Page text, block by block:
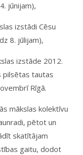
jūnijam),
izstādi Cēsu
8. jūlijam),
izstāde 2012.
pilsētas tautas
Rīgā.
mākslas kolektīvu
pētot un
skatītājam
gaitu, dodot